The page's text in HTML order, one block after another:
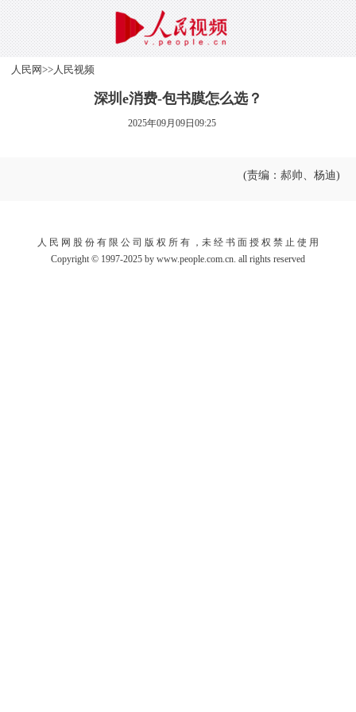
人民网>>人民视频
深圳e消费-包书膜怎么选？
2025年09月09日09:25
(责编：郝帅、杨迪)
人 民 网 股 份 有 限 公 司 版 权 所 有 ，未 经 书 面 授 权 禁 止 使 用
Copyright © 1997-2025 by www.people.com.cn. all rights reserved